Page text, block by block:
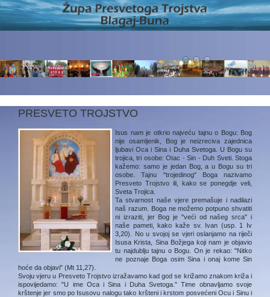
PRESVETO TROJSTVO
Isus nam je otkrio najveću tajnu o Bogu: Bog
nije osamljenik, Bog je neizreciva zajednica
ljubavi Oca i Sina i Duha Svetoga. U Bogu su
trojica, tri osobe: Otac - Sin - Duh Sveti. Stoga
kažemo: samo je jedan Bog, a u Bogu su tri
osobe. Tajnu "trojedinog" Boga nazivamo
Presveto Trojstvo ili, kako se ponegdje veli,
Sveta Trojica.
Ta stvarnost naše vjere premašuje i nadilazi
naš razum. Boga ne možemo potpuno shvatiti
ni izraziti, jer Bog je "veći od našeg srca" i
naše pameti, kako kaže sv. Ivan (usp. 1 Iv
3,20). No u svojoj se vjeri oslanjamo na riječi
Isusa Krista, Sina Božjega koji nam je objavio
tu najdublju tajnu o Bogu. On je rekao: "Nitko
ne poznaje Boga osim Sina i onaj kome Sin
hoće da objavi" (Mt 11,27).
Svoju vjeru u Presveto Trojstvo izražavamo kad god se križamo znakom križa i
ispovijedamo: "U ime Oca i Sina i Duha Svetoga." Time obnavljamo svoje
krštenje jer smo po Isusovu nalogu tako kršteni i krstom posvećeni Ocu i Sinu i